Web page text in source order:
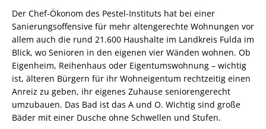
Der Chef-Ökonom des Pestel-Instituts hat bei einer
Sanierungsoffensive für mehr altengerechte Wohnungen vor
allem auch die rund 21.600 Haushalte im Landkreis Fulda im
Blick, wo Senioren in den eigenen vier Wänden wohnen. Ob
Eigenheim, Reihenhaus oder Eigentumswohnung – wichtig
ist, älteren Bürgern für ihr Wohneigentum rechtzeitig einen
Anreiz zu geben, ihr eigenes Zuhause seniorengerecht
umzubauen. Das Bad ist das A und O. Wichtig sind große
Bäder mit einer Dusche ohne Schwellen und Stufen.